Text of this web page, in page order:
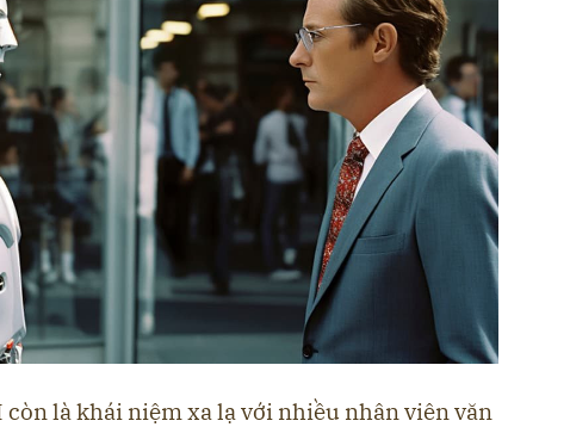
là khái niệm xa lạ với nhiều nhân viên văn